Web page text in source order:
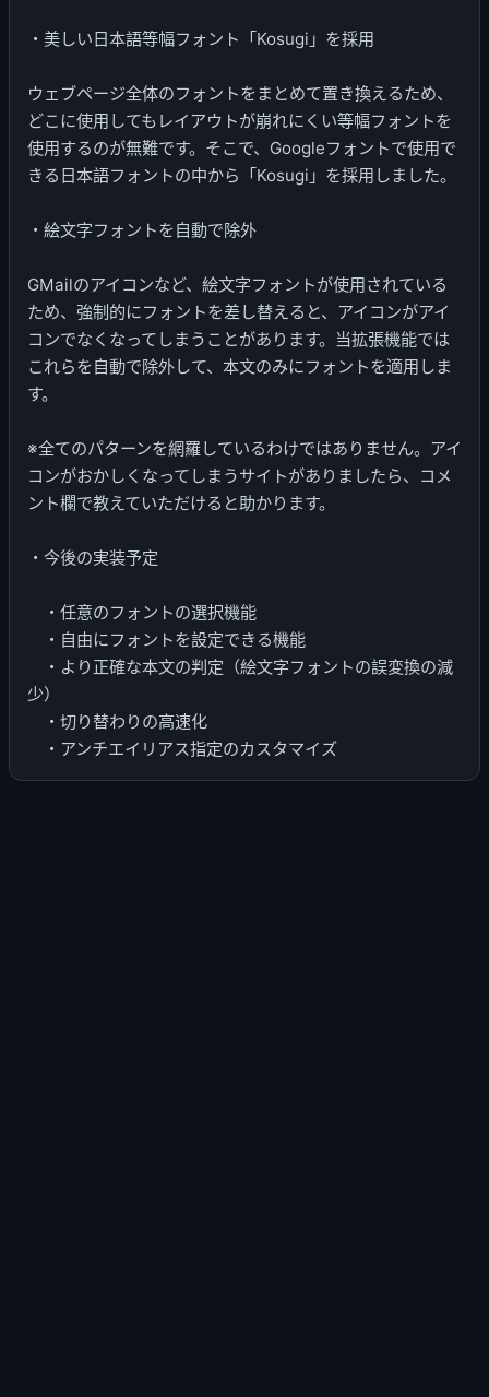
・美しい日本語等幅フォント「Kosugi」を採用
ウェブページ全体のフォントをまとめて置き換えるため、
どこに使用してもレイアウトが崩れにくい等幅フォントを
使用するのが無難です。そこで、Googleフォントで使用で
きる日本語フォントの中から「Kosugi」を採用しました。
・絵文字フォントを自動で除外
GMailのアイコンなど、絵文字フォントが使用されている
ため、強制的にフォントを差し替えると、アイコンがアイ
コンでなくなってしまうことがあります。当拡張機能では
これらを自動で除外して、本文のみにフォントを適用しま
す。
※全てのパターンを網羅しているわけではありません。アイ
コンがおかしくなってしまうサイトがありましたら、コメ
ント欄で教えていただけると助かります。
・今後の実装予定
・任意のフォントの選択機能
・自由にフォントを設定できる機能
・より正確な本文の判定（絵文字フォントの誤変換の減
少）
・切り替わりの高速化
・アンチエイリアス指定のカスタマイズ